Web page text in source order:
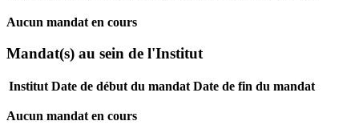
Aucun mandat en cours
Mandat(s) au sein de l'Institut
Institut Date de début du mandat Date de fin du mandat
Aucun mandat en cours